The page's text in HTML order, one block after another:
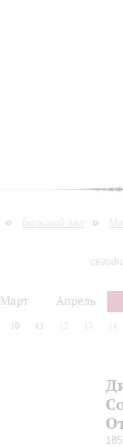
Большой зал
Март Апрель
10 11 12 13 14